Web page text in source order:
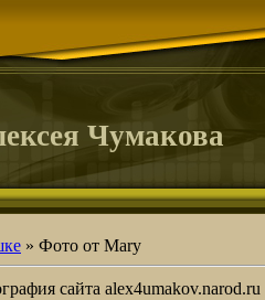
Чумакова
» Фото от Mary
сайта alex4umakov.narod.ru